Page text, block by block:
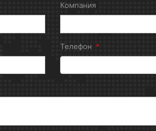
Компания
Телефон *